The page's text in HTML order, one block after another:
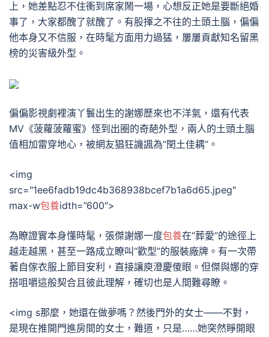
上，她差點忍不住衝到席家鬧一場，心想反正她是要斷絕婚
事了，大家都醜了就醜了。有股揮之不往的土頭土腦，偏偏
他本身又不信服，在時髦方面用力過猛，屢屢貢獻知名留黑
榜的災害級外型。
偏偏影視劇裡演丫鬟出生的謝娜歷來也不洋氣，還有代表
MV《菠蘿菠蘿蜜》怪到出圈的奇葩外型，兩人的土頭土腦
值相加雷穿地心，被網友猖狂譏諷為“閏土佳耦”。
<img
src="1ee6fadb19dc4b368938bcef7b1a6d65.jpeg"
max-w包養idth=”600″>
為瞭證實本身懂時髦，張傑謝娜一度包養在“葬愛”的途徑上
越走越黑，甚至一路成立瞭叫“歡型”的服裝廠牌。有一次帶
著自傢衣服上節目安利，直接讓庾澄慶傻眼。但傑與娜的穿
搭咀嚼這般契合且彼此理解，確切也是人間難尋瞭。
<img s那麼，她還在做夢嗎？然後門外的女士——不對，
是現在推開門進房間的女士，難道，只是……她突然睜開眼